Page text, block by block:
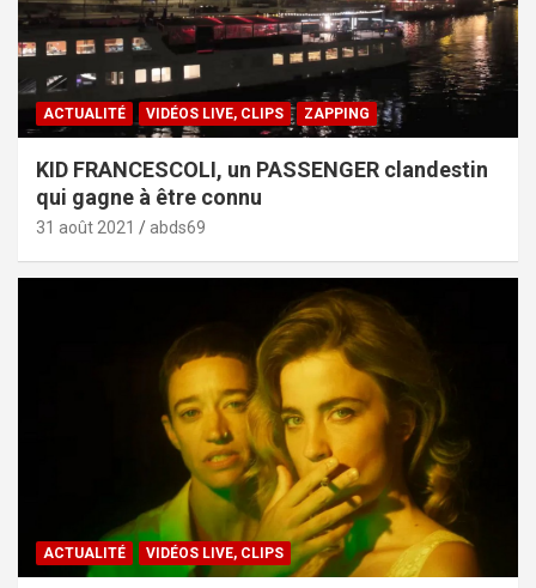
ACTUALITÉ VIDÉOS LIVE, CLIPS ZAPPING
KID FRANCESCOLI, un PASSENGER clandestin
qui gagne à être connu
31 août 2021 abds69
ACTUALITÉ VIDÉOS LIVE, CLIPS